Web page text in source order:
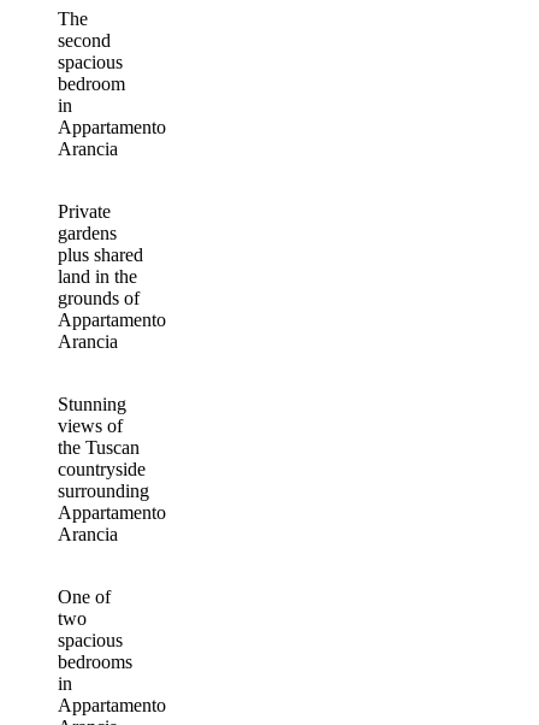
The
second
spacious
bedroom
in
Appartamento
Arancia
Private
gardens
plus shared
land in the
grounds of
Appartamento
Arancia
Stunning
views of
the Tuscan
countryside
surrounding
Appartamento
Arancia
One of
two
spacious
bedrooms
in
Appartamento